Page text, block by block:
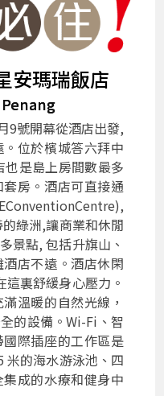
安瑪瑞飯店
9號開幕從酒店出發,
位於檳城答六拜中
是島上房間數最多
房。酒店可直接通
綠洲,讓商業和休閒
景點, 包括升旗山、
店不遠。酒店休閑
裏舒緩身心壓力。
溫暖的自然光線，
的設備。Wi-Fi、智
際插座的工作區是
米的海水游泳池、四
成的水療和健身中